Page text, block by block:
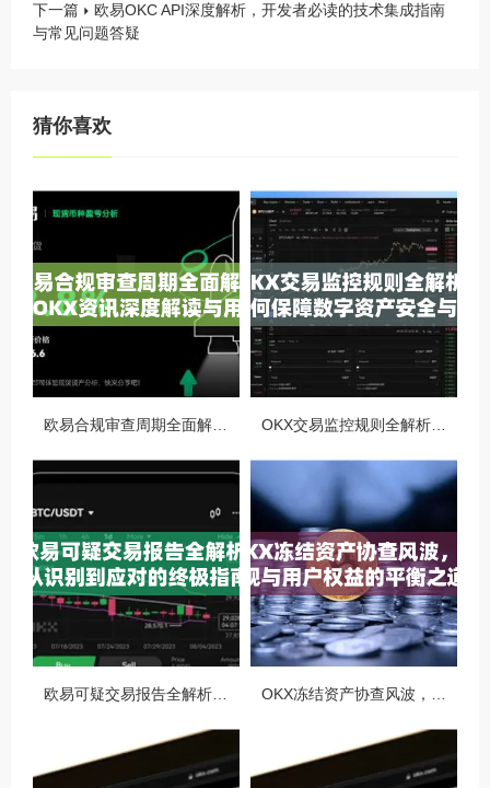
下一篇
欧易OKC API深度解析，开发者必读的技术集成指南
与常见问题答疑
猜你喜欢